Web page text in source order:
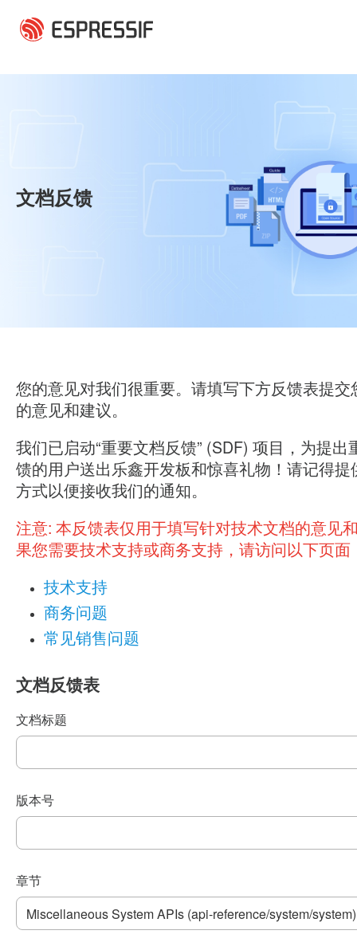
文档反馈
您的意见对我们很重要。请填写下方反馈表提交
的意见和建议。
我们已启动“重要文档反馈” (SDF) 项目，为提出
馈的用户送出乐鑫开发板和惊喜礼物！请记得提
方式以便接收我们的通知。
注意: 本反馈表仅用于填写针对技术文档的意见
果您需要技术支持或商务支持，请访问以下页面
技术支持
商务问题
常见销售问题
文档反馈表
文档标题
版本号
章节